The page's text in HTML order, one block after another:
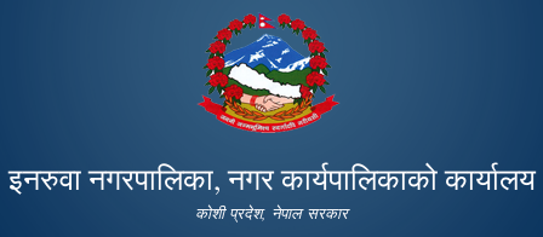
Skip to
main
content
इनरुवा नगरपालिका, नगर कार्यपालिकाको कार्यालय
कोशी प्रदेश, नेपाल सरकार